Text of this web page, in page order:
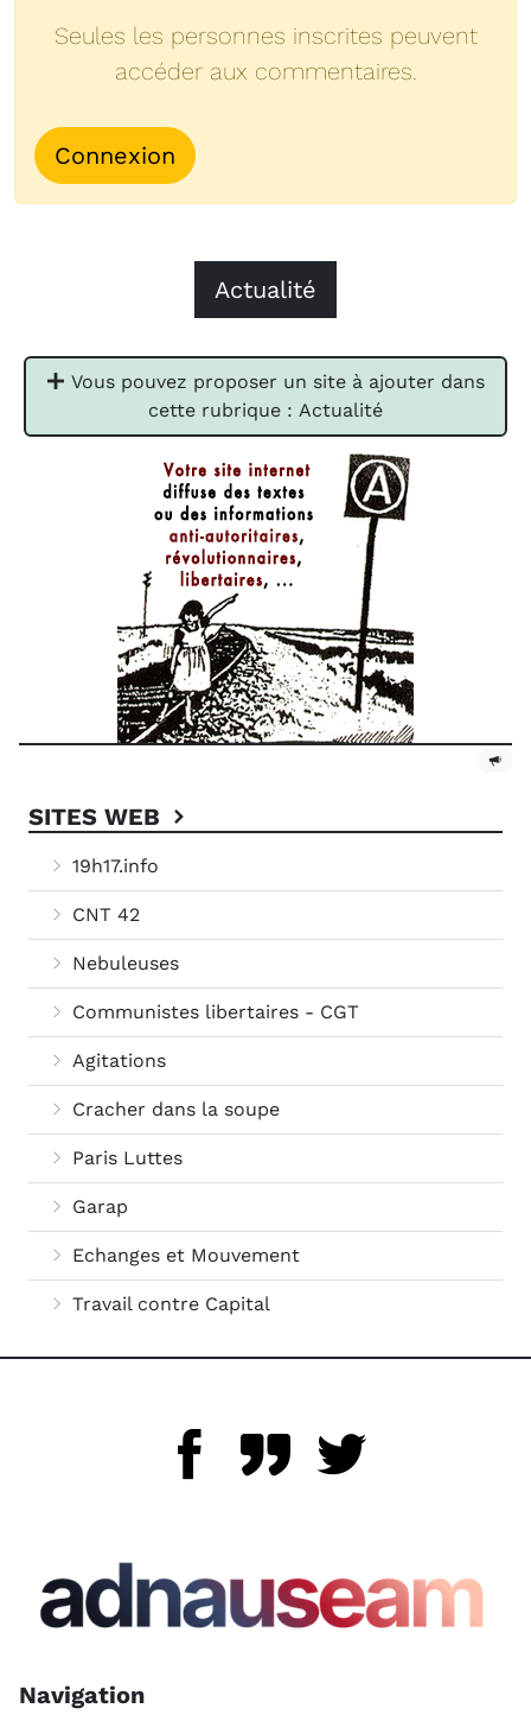
Seules les personnes inscrites peuvent
accéder aux commentaires.
Connexion
Actualité
Vous pouvez proposer un site à ajouter dans
cette rubrique : Actualité
SITES WEB
19h17.info
CNT 42
Nebuleuses
Communistes libertaires - CGT
Agitations
Cracher dans la soupe
Paris Luttes
Garap
Echanges et Mouvement
Travail contre Capital
Navigation